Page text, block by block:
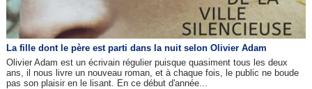
La fille dont le père est parti dans la nuit selon Olivier Adam
Olivier Adam est un écrivain régulier puisque quasiment tous les deux
ans, il nous livre un nouveau roman, et à chaque fois, le public ne boude
pas son plaisir en le lisant. En ce début d'année...